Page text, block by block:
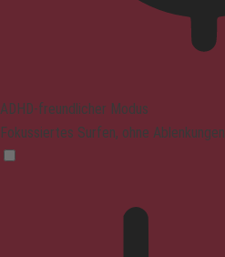
ADHD-freundlicher Modus
Fokussiertes Surfen, ohne Ablenkungen